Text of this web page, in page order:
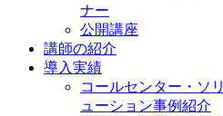
ナー
公開講座
講師の紹介
導入実績
コールセンター・ソリ
ューション事例紹介